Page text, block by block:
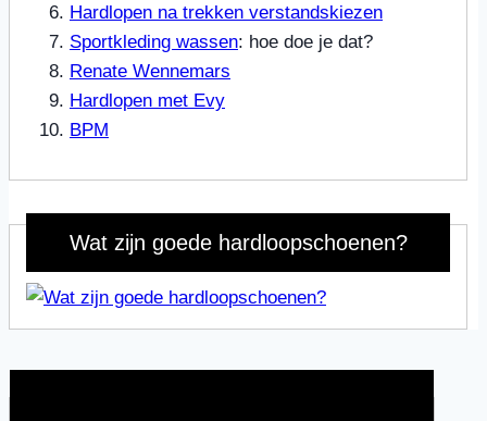
Hardlopen na trekken verstandskiezen
Sportkleding wassen: hoe doe je dat?
Renate Wennemars
Hardlopen met Evy
BPM
Wat zijn goede hardloopschoenen?